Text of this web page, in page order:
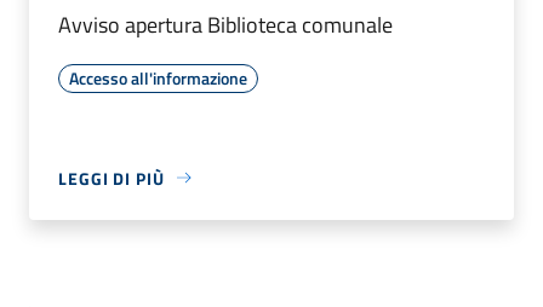
Avviso apertura Biblioteca comunale
Accesso all'informazione
LEGGI DI PIÙ